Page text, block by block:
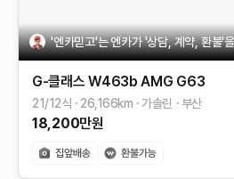
'엔카믿고'는 엔카가 '상담, 계약, 환불'
G-클래스 W463b AMG G63
21/12식 26,166km 가솔린 부산
18,200만원